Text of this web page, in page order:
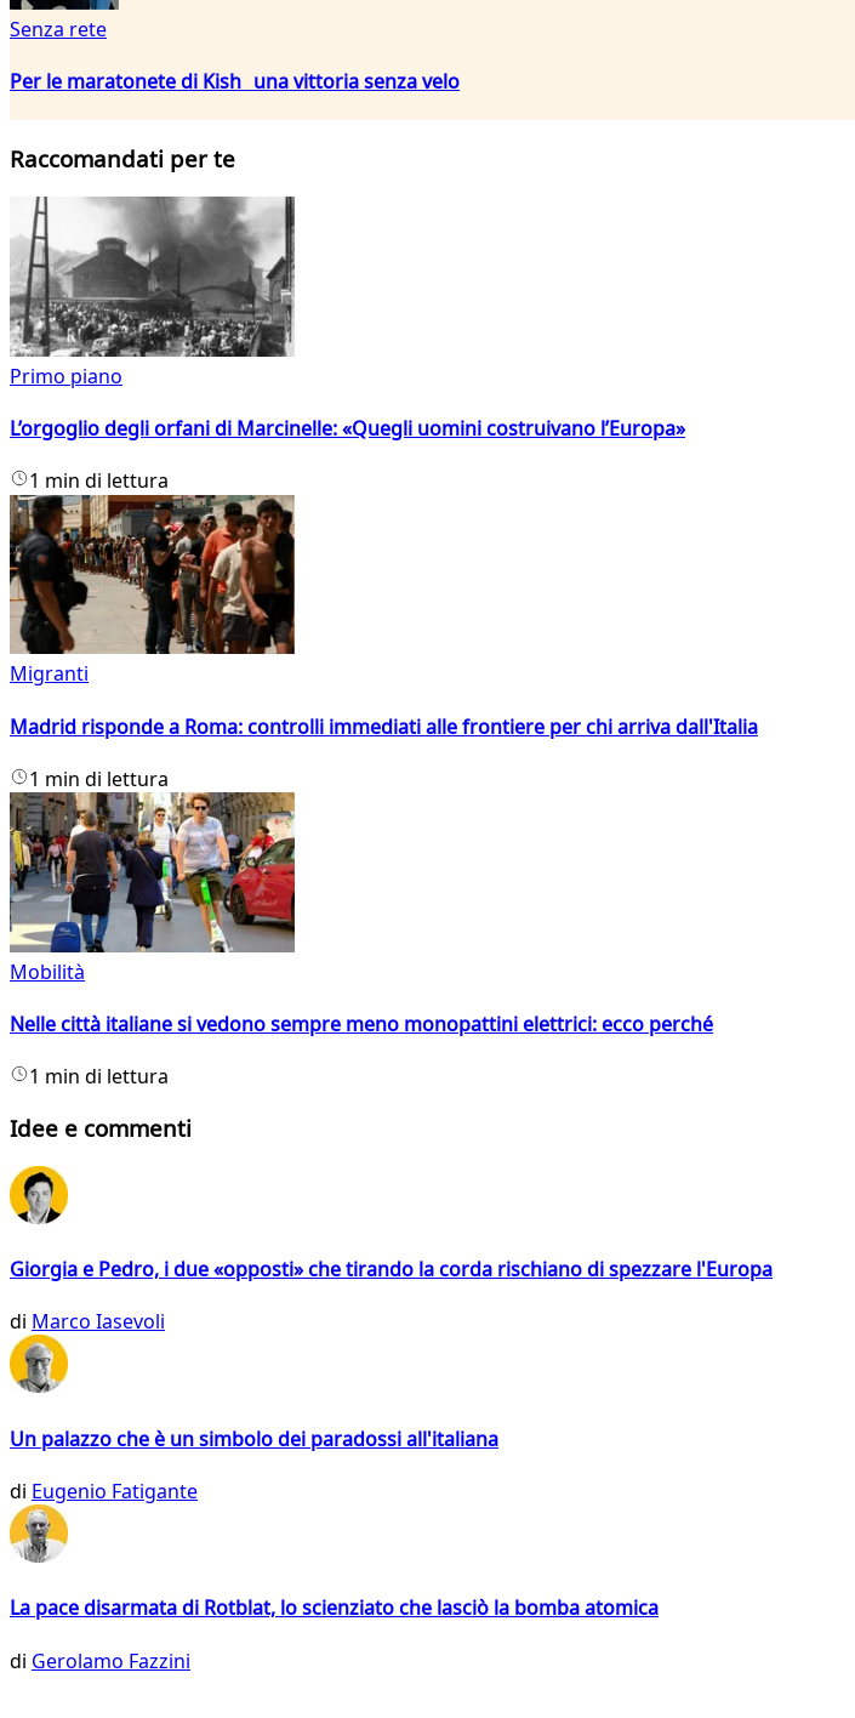
Senza rete
Per le maratonete di Kish una vittoria senza velo
Raccomandati per te
Primo piano
L’orgoglio degli orfani di Marcinelle: «Quegli uomini costruivano l’Europa»
1 min di lettura
Migranti
Madrid risponde a Roma: controlli immediati alle frontiere per chi arriva dall'Italia
1 min di lettura
Mobilità
Nelle città italiane si vedono sempre meno monopattini elettrici: ecco perché
1 min di lettura
Idee e commenti
Giorgia e Pedro, i due «opposti» che tirando la corda rischiano di spezzare l'Europa
di Marco Iasevoli
Un palazzo che è un simbolo dei paradossi all'italiana
di Eugenio Fatigante
La pace disarmata di Rotblat, lo scienziato che lasciò la bomba atomica
di Gerolamo Fazzini